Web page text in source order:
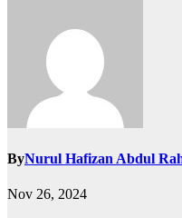
ByNurul Hafizan Abdul
Nov 26, 2024